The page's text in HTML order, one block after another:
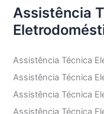
Assistência
Assistência Técnica
Assistência Técnica
Assistência Técnica
Assistência Técnica